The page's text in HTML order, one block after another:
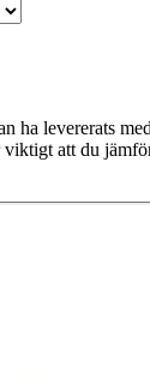
ha levererats
att du